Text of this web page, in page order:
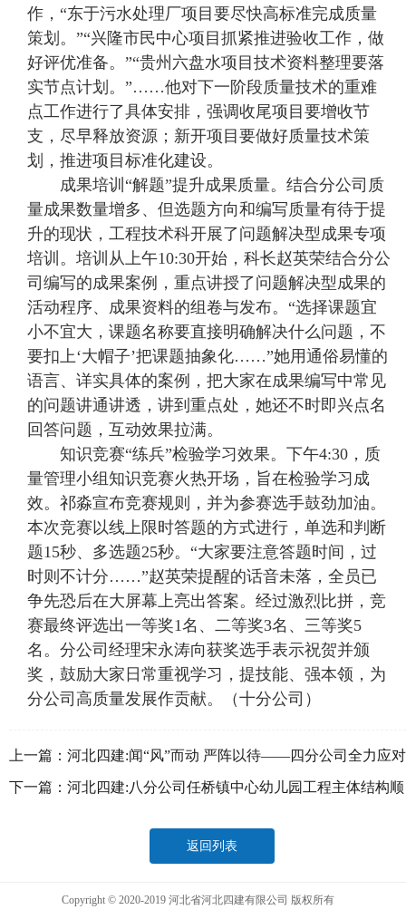
作，“东于污水处理厂项目要尽快高标准完成质量
策划。”“兴隆市民中心项目抓紧推进验收工作，做
好评优准备。”“贵州六盘水项目技术资料整理要落
实节点计划。”……他对下一阶段质量技术的重难
点工作进行了具体安排，强调收尾项目要增收节
支，尽早释放资源；新开项目要做好质量技术策
划，推进项目标准化建设。
成果培训“解题”提升成果质量。结合分公司质
量成果数量增多、但选题方向和编写质量有待于提
升的现状，工程技术科开展了问题解决型成果专项
培训。培训从上午10:30开始，科长赵英荣结合分公
司编写的成果案例，重点讲授了问题解决型成果的
活动程序、成果资料的组卷与发布。“选择课题宜
小不宜大，课题名称要直接明确解决什么问题，不
要扣上‘大帽子’把课题抽象化……”她用通俗易懂的
语言、详实具体的案例，把大家在成果编写中常见
的问题讲通讲透，讲到重点处，她还不时即兴点名
回答问题，互动效果拉满。
知识竞赛“练兵”检验学习效果。下午4:30，质
量管理小组知识竞赛火热开场，旨在检验学习成
效。祁淼宣布竞赛规则，并为参赛选手鼓劲加油。
本次竞赛以线上限时答题的方式进行，单选和判断
题15秒、多选题25秒。“大家要注意答题时间，过
时则不计分……”赵英荣提醒的话音未落，全员已
争先恐后在大屏幕上亮出答案。经过激烈比拼，竞
赛最终评选出一等奖1名、二等奖3名、三等奖5
名。分公司经理宋永涛向获奖选手表示祝贺并颁
奖，鼓励大家日常重视学习，提技能、强本领，为
分公司高质量发展作贡献。（十分公司）
上一篇： 河北四建:闻“风”而动 严阵以待——四分公司全力应对
极端天气
下一篇： 河北四建:八分公司任桥镇中心幼儿园工程主体结构顺
返回列表
Copyright © 2020-2019 河北省河北四建有限公司 版权所有